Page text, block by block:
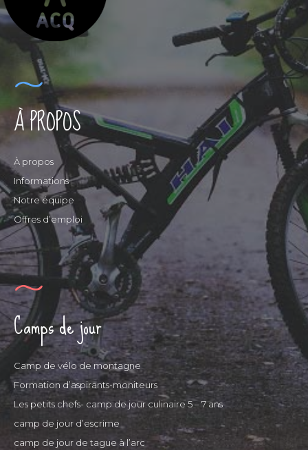
À PROPOS
À propos
Informations
Notre équipe
Offres d’emploi
Camps de jour
Camp de vélo de montagne
Formation d’aspirants-moniteurs
Les petits chefs- camp de jour culinaire 5 – 7 ans
camp de jour d’escrime
camp de jour de tague à l’arc